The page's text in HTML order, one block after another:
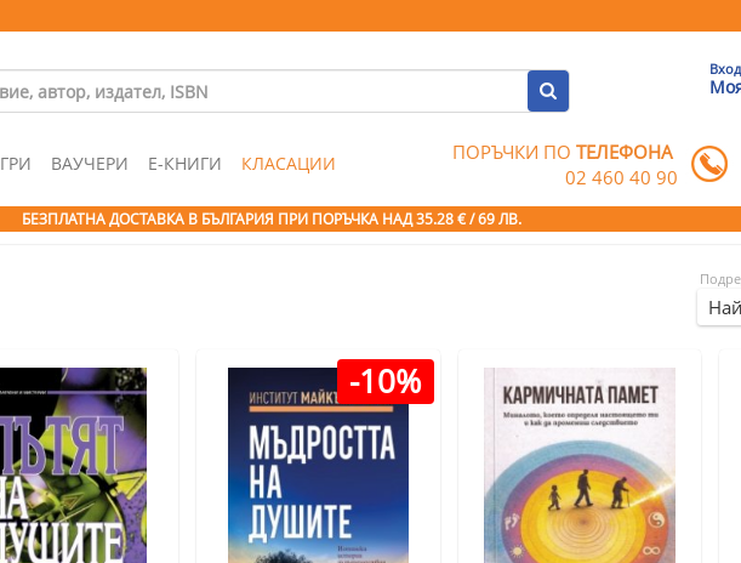
Вход
ВАУЧЕРИ Е-КНИГИ КЛАСАЦИИ ПОРЪЧКИ ПОТЕЛЕФОНА
02 460 40 90
БЕЗПЛАТНА ДОСТАВКА В БЪЛГАРИЯ ПРИ ПОРЪЧКА НАД 35.28 € / 69 ЛВ.
-10%